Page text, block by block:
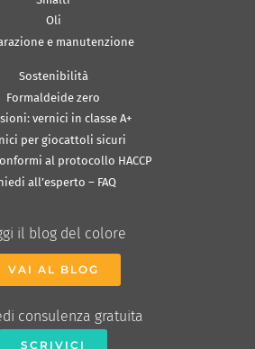
Oli
e manutenzione
Sostenibilità
Formaldeide zero
vernici in classe A+
per giocattoli sicuri
al protocollo HACCP
all’esperto – FAQ
il blog del colore
VAI AL BLOG
consulenza gratuita
SCRIVICI